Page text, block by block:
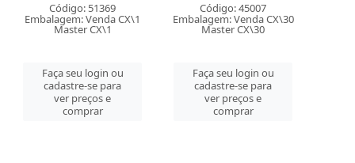
Código: 51369
Embalagem: Venda CX\1
Master CX\1
Faça seu login ou
cadastre-se para
ver preços e
comprar
Código: 45007
Embalagem: Venda CX\30
Master CX\30
Faça seu login ou
cadastre-se para
ver preços e
comprar